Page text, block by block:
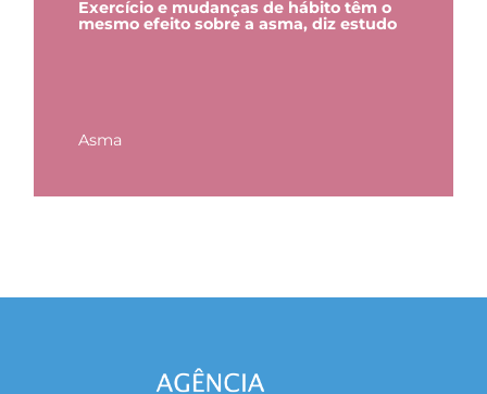
Exercício e mudanças de hábito têm o
mesmo efeito sobre a asma, diz estudo
Asma